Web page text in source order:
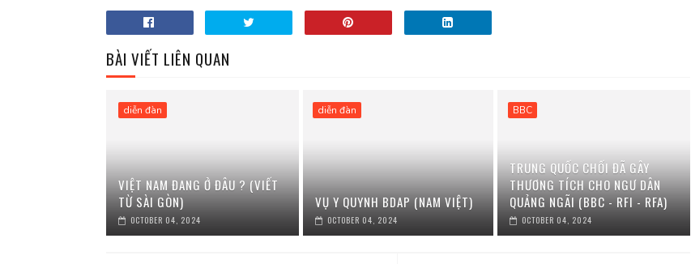
BÀI VIẾT LIÊN QUAN
diễn đàn
VIỆT NAM ĐANG Ở ĐÂU ? (VIẾT
TỪ SÀI GÒN)
OCTOBER 04, 2024
diễn đàn
VỤ Y QUYNH BDAP (NAM VIỆT)
OCTOBER 04, 2024
BBC
TRUNG QUỐC CHỐI ĐÃ GÂY
THƯƠNG TÍCH CHO NGƯ DÂN
QUẢNG NGÃI (BBC - RFI - RFA)
OCTOBER 04, 2024